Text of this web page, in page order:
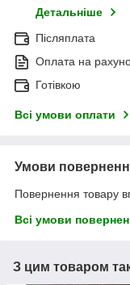
Детальніше
Післяплата
Оплата на
Готівкою
Всі умови оплати
Умови
Повернення товару
Всі умови
З цим товаром